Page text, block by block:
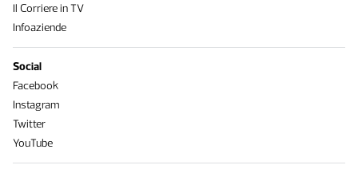
Il Corriere in TV
Infoaziende
Social
Facebook
Instagram
Twitter
YouTube